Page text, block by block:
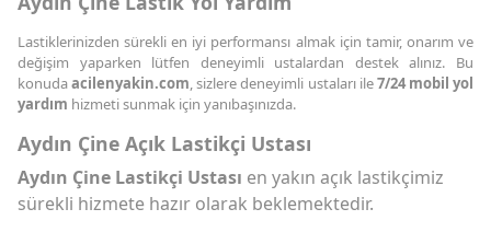
Lastiklerinizden sürekli en iyi performansı almak için tamir, onarım ve
değişim yaparken lütfen deneyimli ustalardan destek alınız. Bu
konudaacilenyakin.com, sizlere deneyimli ustaları ile7/24 mobil yol
yardım hizmeti sunmak için yanıbaşınızda.
Aydın Çine Açık Lastikçi Ustası
Aydın Çine Lastikçi Ustası en yakın açık lastikçimiz
sürekli hizmete hazır olarak beklemektedir.